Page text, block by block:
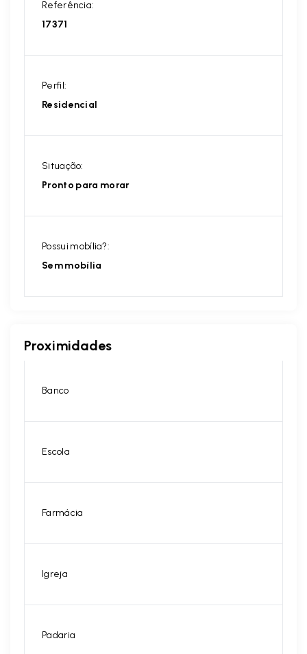
Referência:
17371
Perfil:
Residencial
Situação:
Pronto para morar
Possui mobília?:
Sem mobília
Proximidades
Banco
Escola
Farmácia
Igreja
Padaria